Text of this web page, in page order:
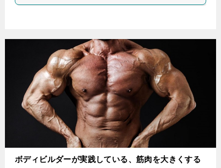
ボディビルダーが実践している、筋肉を大きくする